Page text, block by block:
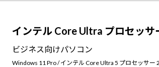
インテル Core Ultra プロセッサ
ビジネス向けパソコン
Windows 11 Pro / インテル Core Ultra 5 プロセッサー